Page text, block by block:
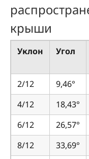
крыши
Уклон Угол
2/12
9,46°
4/12
18,43°
6/12
26,57°
8/12
33,69°